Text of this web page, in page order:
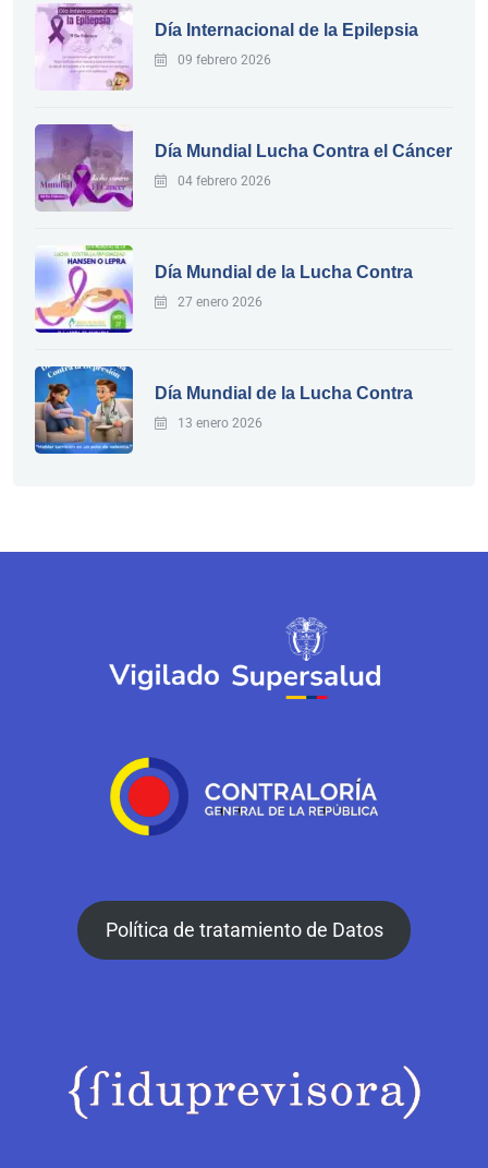
Día Internacional de la Epilepsia
09 febrero 2026
Día Mundial Lucha Contra el Cáncer
04 febrero 2026
Día Mundial de la Lucha Contra
27 enero 2026
Día Mundial de la Lucha Contra
13 enero 2026
Política de tratamiento de Datos